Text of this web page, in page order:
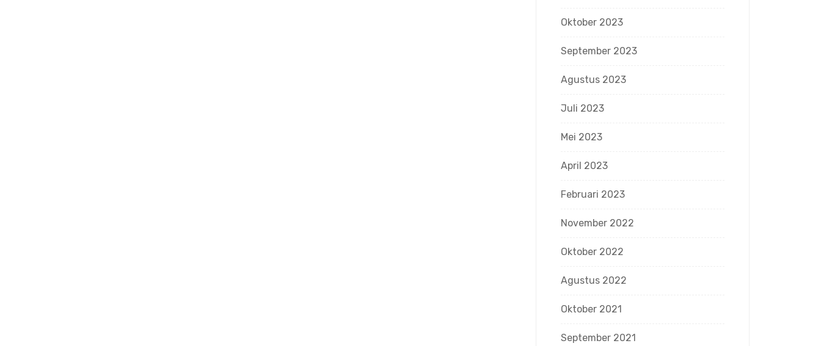
Oktober 2023
September 2023
Agustus 2023
Juli 2023
Mei 2023
April 2023
Februari 2023
November 2022
Oktober 2022
Agustus 2022
Oktober 2021
September 2021